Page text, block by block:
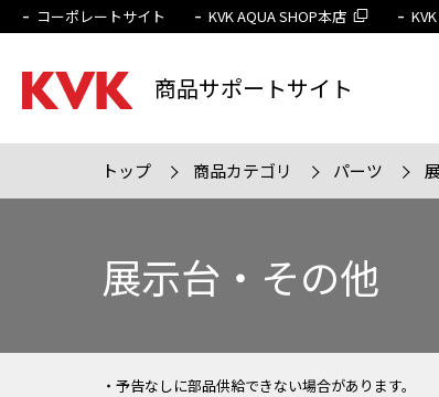
商品サポートサイト
コーポレートサイト KVK AQUA SHOP本店
トップ 商品カテゴリ パーツ
展示台・その他
・予告なしに部品供給できない場合があります。